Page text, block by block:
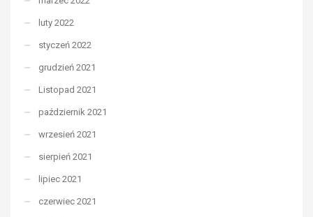
luty 2022
styczeń 2022
grudzień 2021
Listopad 2021
październik 2021
wrzesień 2021
sierpień 2021
lipiec 2021
czerwiec 2021